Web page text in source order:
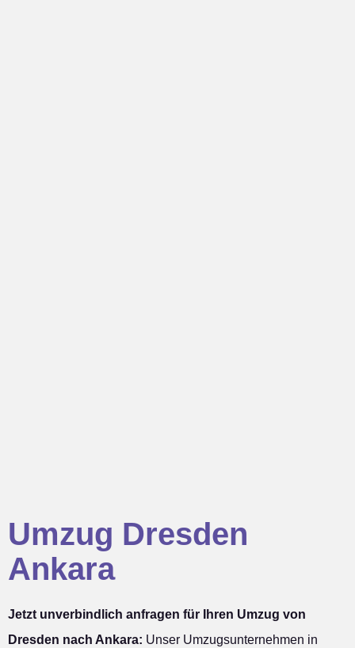
Umzug Dresden
Ankara
Jetzt unverbindlich anfragen für Ihren Umzug von
Dresden nach Ankara: Unser Umzugsunternehmen in